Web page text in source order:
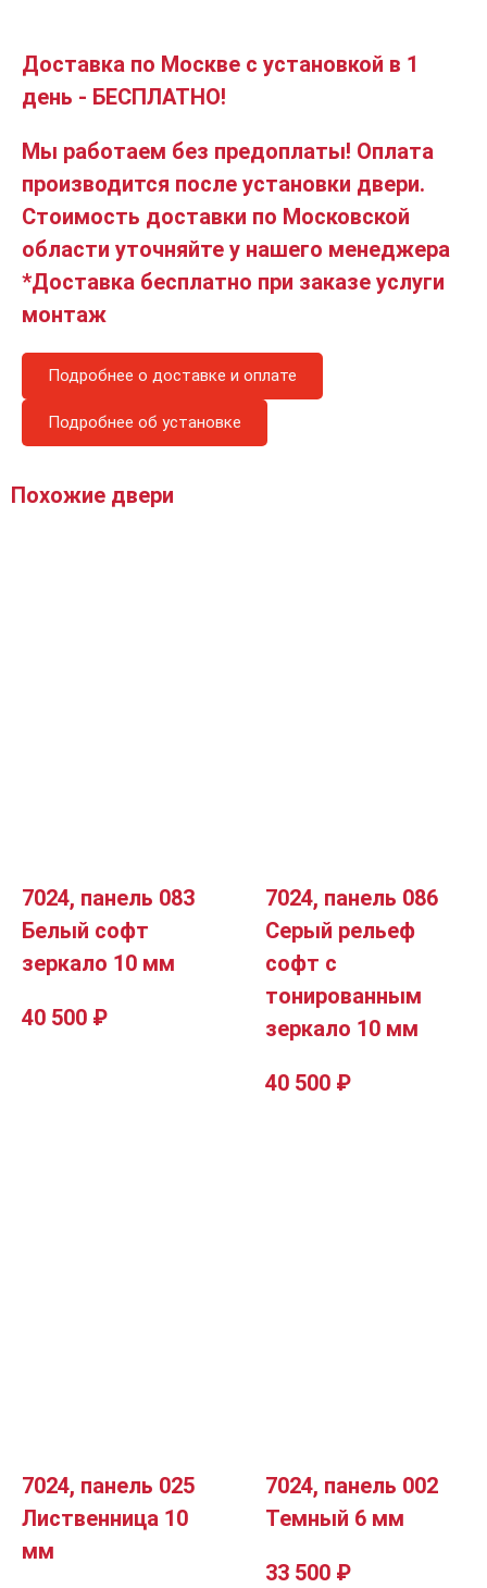
Доставка по Москве с установкой в 1
день - БЕСПЛАТНО!
Мы работаем без предоплаты! Оплата
производится после установки двери.
Стоимость доставки по Московской
области уточняйте у нашего менеджера
*Доставка бесплатно при заказе услуги
монтаж
Подробнее о доставке и оплате
Подробнее об установке
Похожие двери
7024, панель 083
Белый софт
зеркало 10 мм
40 500 ₽
7024, панель 086
Серый рельеф
софт с
тонированным
зеркало 10 мм
40 500 ₽
7024, панель 025
Лиственница 10
мм
7024, панель 002
Темный 6 мм
33 500 ₽